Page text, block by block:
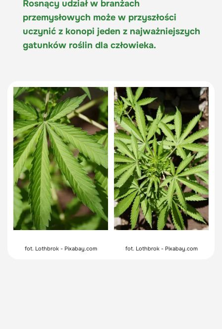
Rosnący udział w branżach
przemysłowych może w przyszłości
uczynić z konopi jeden z najważniejszych
gatunków roślin dla człowieka.
fot. Lothbrok - Pixabay.com fot. Lothbrok - Pixabay.com